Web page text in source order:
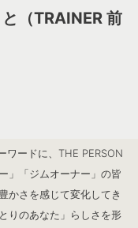
（TRAINER 前
ワードに、THE PERSON
」「ジムオーナー」の皆
かさを感じて変化してき
りのあなた」らしさを形